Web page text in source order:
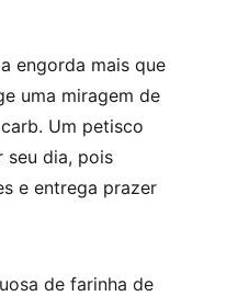
engorda mais que
uma miragem de
Um petisco
seu dia, pois
e entrega prazer
de farinha de